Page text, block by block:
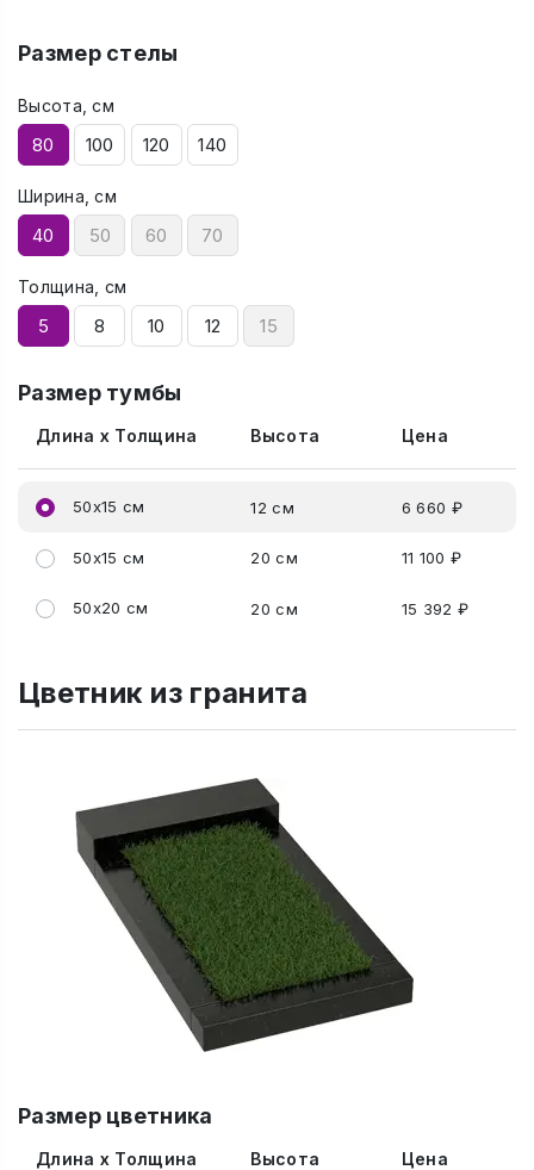
Размер стелы
Высота, см
80 100 120 140
Ширина, см
40 50 60 70
Толщина, см
5 8 10 12 15
Размер тумбы
Длина x Толщина Высота Цена
50x15 см 12 см 6 660 ₽
50x15 см 20 см 11 100 ₽
50x20 см 20 см 15 392 ₽
Цветник из гранита
Размер цветника
Длина x Толщина Высота Цена